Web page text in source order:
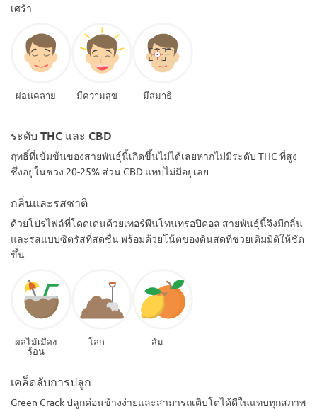
เศร้า
ผ่อนคลาย มีความสุข มีสมาธิ
ระดับ THC และ CBD
ฤทธิ์ที่เข้มข้นของสายพันธุ์นี้เกิดขึ้นไม่ได้เลยหากไม่มีระดับ THC ที่สูง
ซึ่งอยู่ในช่วง 20-25% ส่วน CBD แทบไม่มีอยู่เลย
กลิ่นและรสชาติ
ด้วยโปรไฟล์ที่โดดเด่นด้วยเทอร์พีนโทนทรอปิคอล สายพันธุ์นี้จึงมีกลิ่น
และรสแบบซิตรัสที่สดชื่น พร้อมด้วยโน้ตของดินสดที่ช่วยเติมมิติให้ชัด
ขึ้น
ผลไม้เมือง
ร้อน
โลก ส้ม
เคล็ดลับการปลูก
Green Crack ปลูกค่อนข้างง่ายและสามารถเติบโตได้ดีในแทบทุกสภาพ